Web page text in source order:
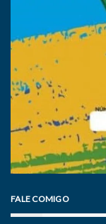
FALE COMIGO